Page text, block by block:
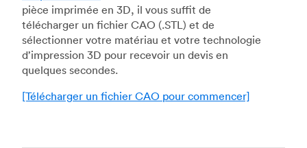
pièce imprimée en 3D, il vous suffit de
télécharger un fichier CAO (.STL) et de
sélectionner votre matériau et votre technologie
d’impression 3D pour recevoir un devis en
quelques secondes.
[Télécharger un fichier CAO pour commencer]